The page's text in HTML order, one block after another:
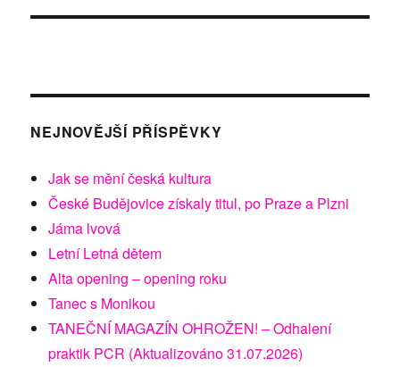
NEJNOVĚJŠÍ PŘÍSPĚVKY
Jak se mění česká kultura
České Budějovice získaly titul, po Praze a Plzni
Jáma lvová
Letní Letná dětem
Alta opening – opening roku
Tanec s Monikou
TANEČNÍ MAGAZÍN OHROŽEN! – Odhalení
praktik PCR (Aktualizováno 31.07.2026)